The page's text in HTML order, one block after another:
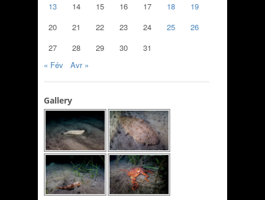
13
14 15 16 17 18
19
20
21 22 23 24 25
26
27
28 29 30
31
« Fév
Avr »
Gallery